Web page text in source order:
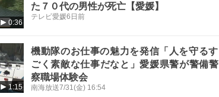
0:36
た７０代の男性が死亡【愛媛】
テレビ愛媛6日前
1:15
機動隊のお仕事の魅力を発信「人を守るす
ごく素敵な仕事だなと」愛媛県警が警備警
察職場体験会
南海放送7/31(金) 16:54